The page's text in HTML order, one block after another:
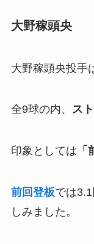
大野稼頭央
大野稼頭央投手
全9球の内、 ス
印象としては 「
前回登板では
しみました。